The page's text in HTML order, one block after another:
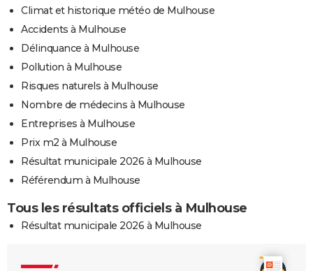
Climat et historique météo de Mulhouse
Accidents à Mulhouse
Délinquance à Mulhouse
Pollution à Mulhouse
Risques naturels à Mulhouse
Nombre de médecins à Mulhouse
Entreprises à Mulhouse
Prix m2 à Mulhouse
Résultat municipale 2026 à Mulhouse
Référendum à Mulhouse
Tous les résultats officiels à Mulhouse
Résultat municipale 2026 à Mulhouse